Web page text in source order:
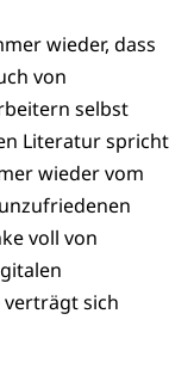
wieder, dass
von
selbst
Literatur spricht
wieder vom
voll von
sich